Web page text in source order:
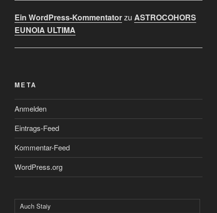
Ein WordPress-Kommentatorzu ASTROCOHORS
EUNOIA ULTIMA
META
Anmelden
Eintrags-Feed
Kommentar-Feed
WordPress.org
Auch Staiy